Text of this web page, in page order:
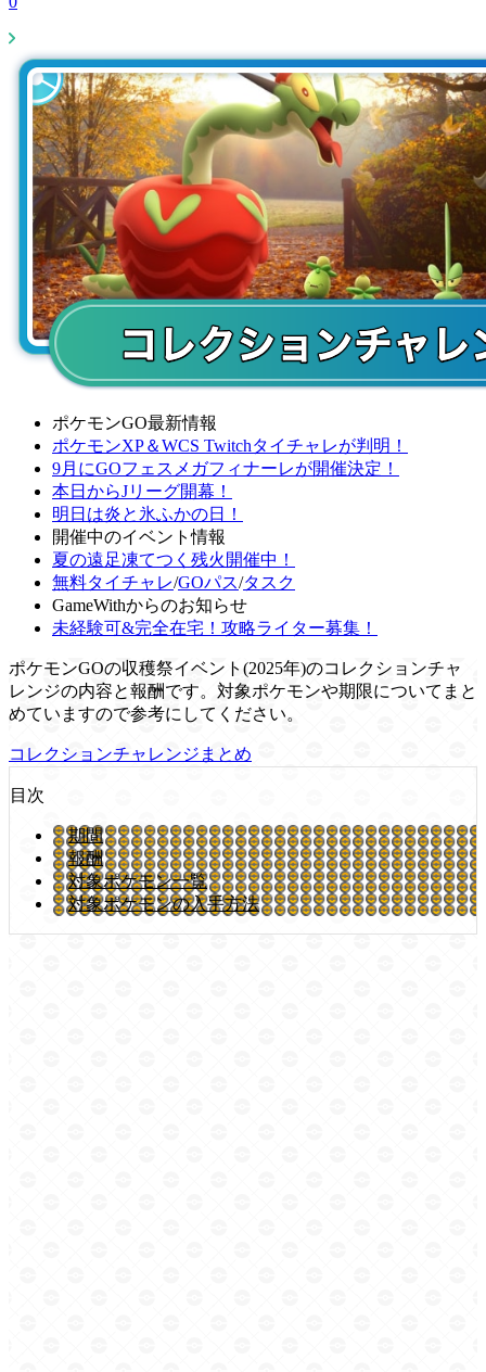
ポケモンGO最新情報
ポケモンXP＆WCS Twitchタイチャレが判明！
9月にGOフェスメガフィナーレが開催決定！
本日からJリーグ開幕！
明日は炎と氷ふかの日！
開催中のイベント情報
夏の遠足凍てつく残火開催中！
無料タイチャレ/GOパス/タスク
GameWithからのお知らせ
未経験可&完全在宅！攻略ライター募集！
ポケモンGOの収穫祭イベント(2025年)のコレクションチャ
レンジの内容と報酬です。対象ポケモンや期限についてまと
めていますので参考にしてください。
コレクションチャレンジまとめ
目次
期間
報酬
対象ポケモン一覧
対象ポケモンの入手方法